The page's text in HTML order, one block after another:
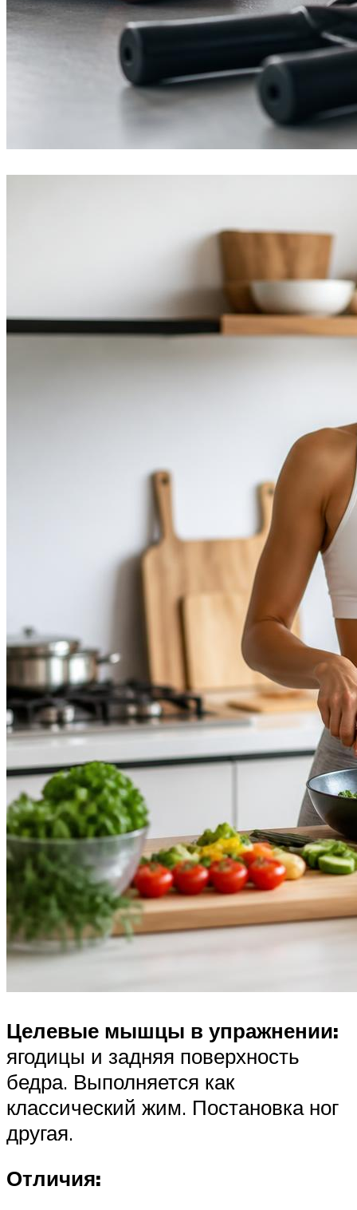
Целевые мышцы в упражнении:
ягодицы и задняя поверхность
бедра. Выполняется как
классический жим. Постановка ног
другая.
Отличия: